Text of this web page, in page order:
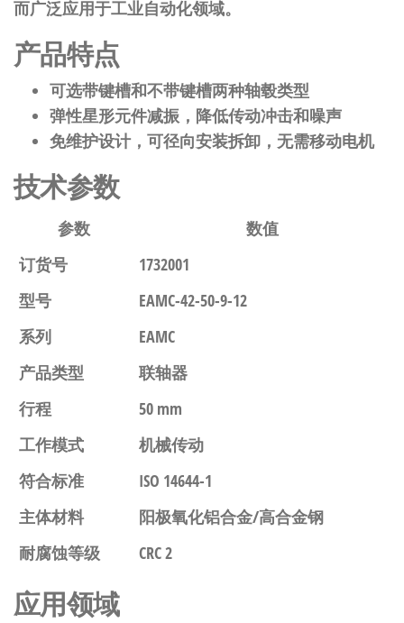
而广泛应用于工业自动化领域。
产品特点
可选带键槽和不带键槽两种轴毂类型
弹性星形元件减振，降低传动冲击和噪声
免维护设计，可径向安装拆卸，无需移动电机
技术参数
参数
数值
订货号
1732001
型号
EAMC-42-50-9-12
系列
EAMC
产品类型
联轴器
行程
50 mm
工作模式
机械传动
符合标准
ISO 14644-1
主体材料
阳极氧化铝合金/高合金钢
耐腐蚀等级
CRC 2
应用领域